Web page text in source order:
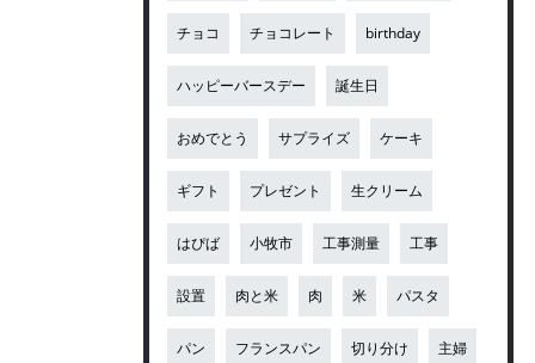
チョコ チョコレート birthday
ハッピーバースデー 誕生日
おめでとう サプライズ ケーキ
ギフト プレゼント 生クリーム
はぴば 小牧市 工事測量 工事
設置 肉と米 肉 米 パスタ
パン フランスパン 切り分け 主婦